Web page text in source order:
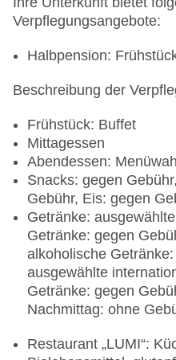
Verpflegungsangebote:
Halbpension:
Beschreibung der
Frühstück: Buffet
Mittagessen
Abendessen:
Snacks: gegen
Gebühr, Eis: gegen
Getränke:
Getränke: gegen
alkoholische
ausgewählte
Getränke: gegen
Nachmittag: ohne
Restaurant „LUMI“: